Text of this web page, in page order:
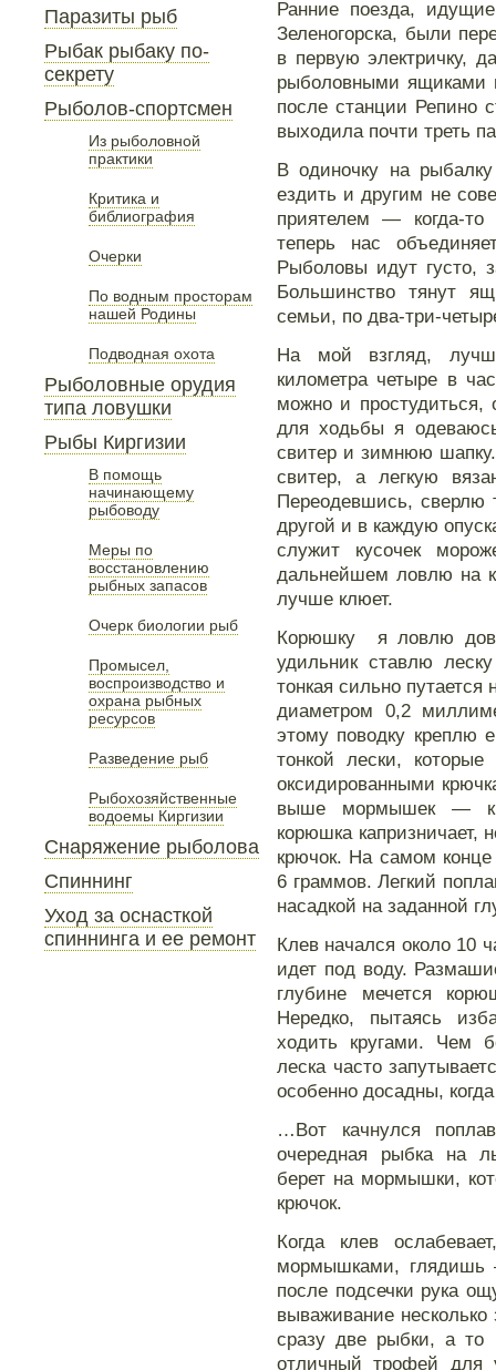
Паразиты рыб
Рыбак рыбаку по-
секрету
Рыболов-спортсмен
Из рыболовной
практики
Критика и
библиография
Очерки
По водным просторам
нашей Родины
Подводная охота
Рыболовные орудия
типа ловушки
Рыбы Киргизии
В помощь
начинающему
рыбоводу
Меры по
восстановлению
рыбных запасов
Очерк биологии рыб
Промысел,
воспроизводство и
охрана рыбных
ресурсов
Разведение рыб
Рыбохозяйственные
водоемы Киргизии
Снаряжение рыболова
Спиннинг
Уход за оснасткой
спиннинга и ее ремонт
Ранние поезда,
Зеленогорска, были
в первую электричку,
рыболовными ящиками
после станции Репино
выходила почти треть
В одиночку на
ездить и другим не
приятелем — когда-
теперь нас
Рыболовы идут густо,
Большинство тянут
семьи, по два-три-
На мой взгляд,
километра четыре в
можно и простудиться,
для ходьбы я
свитер и зимнюю
свитер, а легкую
Переодевшись, сверлю
другой и в каждую
служит кусочек
дальнейшем ловлю на
лучше клюет.
Корюшку я ловлю
удильник ставлю
тонкая сильно
диаметром 0,2
этому поводку креплю
тонкой лески,
оксидированными
выше мормышек —
корюшка капризничает,
крючок. На самом
6 граммов. Легкий
насадкой на заданной
Клев начался около 10
идет под воду.
глубине мечется
Нередко, пытаясь
ходить кругами. Чем
леска часто
особенно досадны,
…Вот качнулся
очередная рыбка на
берет на мормышки,
крючок.
Когда клев
мормышками, глядишь
после подсечки рука
вываживание
сразу две рыбки, а то
отличный трофей для